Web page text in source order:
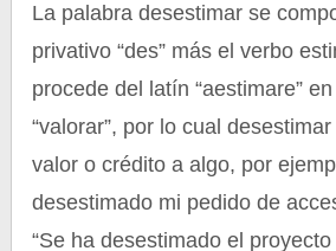
La palabra desestimar se
privativo “des” más el verbo
procede del latín “aestimare”
“valorar”, por lo cual
valor o crédito a algo, por
desestimado mi pedido de
“Se ha desestimado el